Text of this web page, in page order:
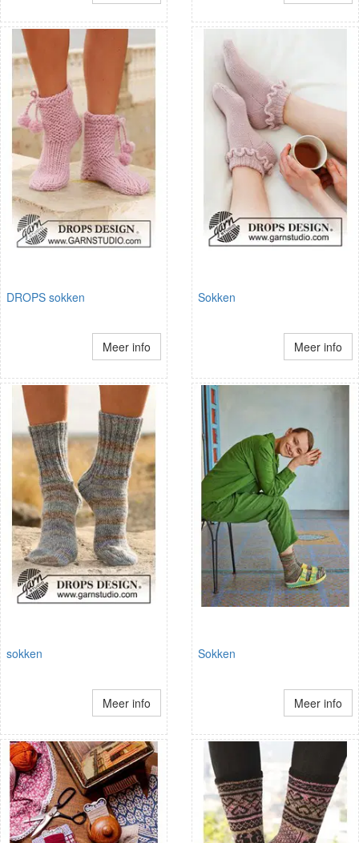
DROPS sokken
Meer info
Sokken
Meer info
sokken
Meer info
Sokken
Meer info